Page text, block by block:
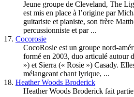
Jeune groupe de Cleveland, The
est mis en place à l’origine par
guitariste et pianiste, son frère
percussionniste et par ...
17. Cocorosie
CocoRosie est un groupe nord-
formé en 2003, duo articulé autour
») et Sierra (« Rosie ») Casady.
mélangeant chant lyrique, ...
18. Heather Woods Broderick
Heather Woods Broderick fait